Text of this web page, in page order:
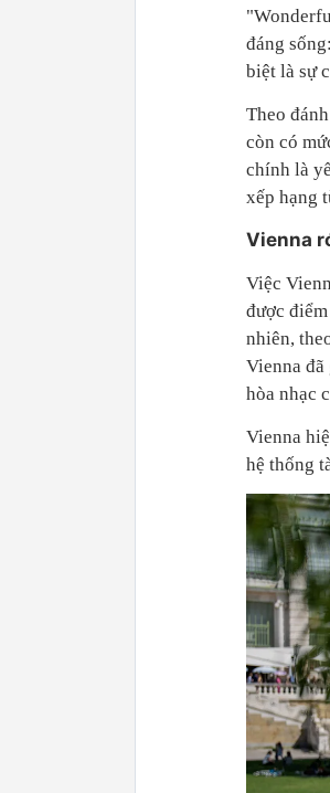
đáng
biệt là sự
Theo
còn có
chính là
xếp hạng
Vienna
Việc
được
nhiên,
Vienna đã
hòa nhạc
Vienna
hệ thống